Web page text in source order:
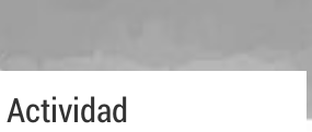
Actividad